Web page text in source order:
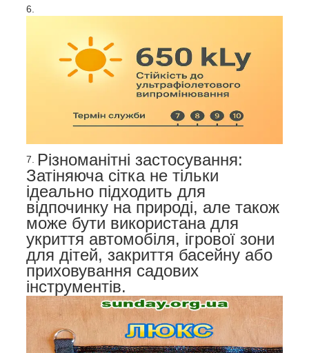
Різноманітні застосування:
Затіняюча сітка не тільки
ідеально підходить для
відпочинку на природі, але також
може бути використана для
укриття автомобіля, ігрової зони
для дітей, закриття басейну або
приховування садових
інструментів.